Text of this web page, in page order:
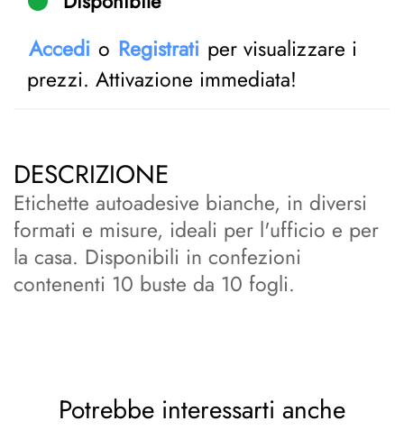
Accedi o Registrati per visualizzare i
prezzi. Attivazione immediata!
DESCRIZIONE
Etichette autoadesive bianche, in diversi
formati e misure, ideali per l'ufficio e per
la casa. Disponibili in confezioni
contenenti 10 buste da 10 fogli.
Potrebbe interessarti anche